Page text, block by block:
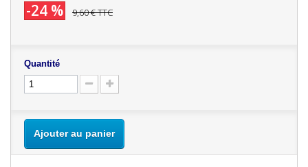
-24 % 9,60 €TTC
Quantité
Ajouter au panier